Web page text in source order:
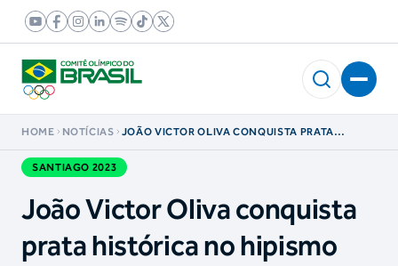
HOME NOTÍCIAS
JOÃO VICTOR OLIVA CONQUISTA PRATA
SANTIAGO 2023
João Victor Oliva conquista
prata histórica no hipismo